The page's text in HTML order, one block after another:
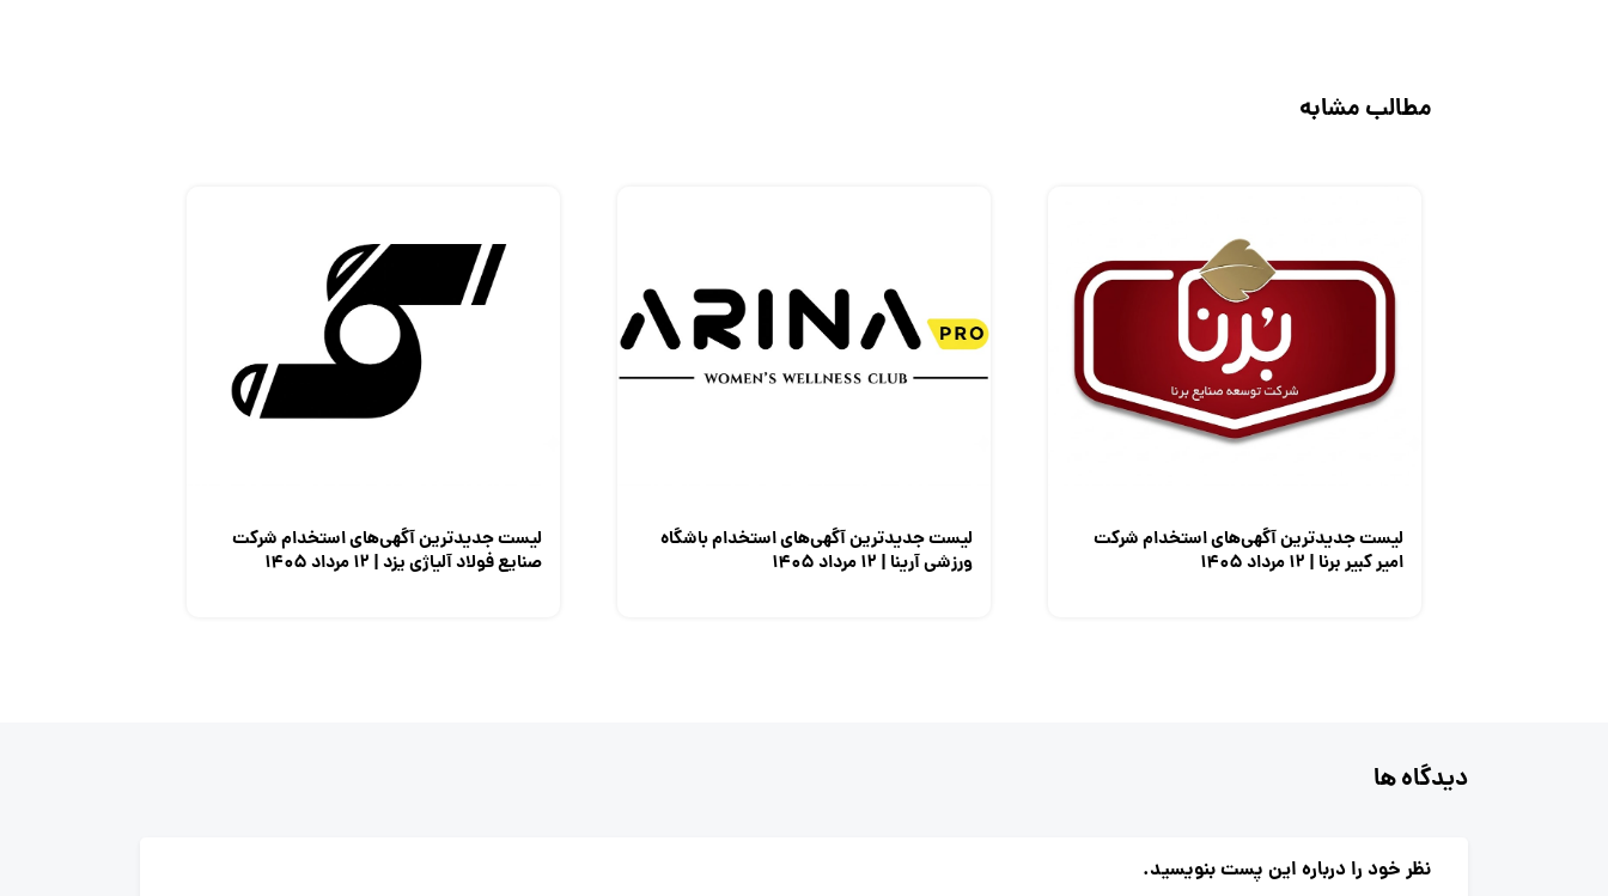
مطالب مشابه
لیست جدیدترین آگهی‌های استخدام شرکت
امیر کبیر برنا | ۱۲ مرداد ۱۴۰۵
لیست جدیدترین آگهی‌های استخدام باشگاه
ورزشی آرینا | ۱۲ مرداد ۱۴۰۵
لیست جدیدترین آگهی‌های استخدام شرکت
صنایع فولاد آلیاژی یزد | ۱۲ مرداد ۱۴۰۵
دیدگاه ها
نظر خود را درباره این پست بنویسید.